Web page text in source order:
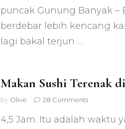
Let’s
Fly!
puncak Gunung Banyak –
berdebar lebih kencang
lagi bakal terjun …
Makan Sushi Terenak
by Olive 28 Commentson
Sushi
4,5 Jam. Itu adalah waktu